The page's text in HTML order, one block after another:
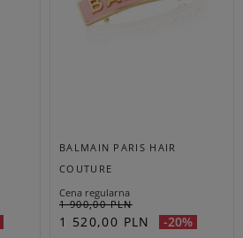
BALMAIN PARIS HAIR
COUTURE
Cena regularna
1 900,00 PLN
1 520,00 PLN -20%